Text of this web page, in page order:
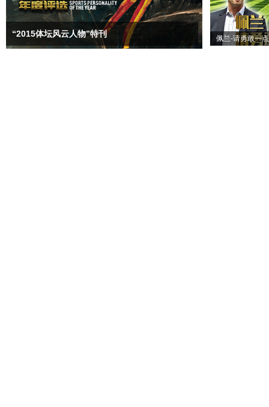
“2015体坛风云人物”特刊 佩兰-请勇敢一点